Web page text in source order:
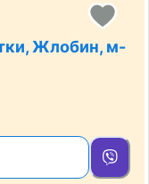
Жлобин, м-